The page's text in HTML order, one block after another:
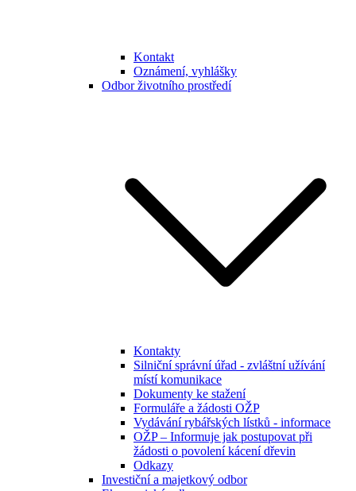
Kontakt
Oznámení, vyhlášky
Odbor životního prostředí
Kontakty
Silniční správní úřad - zvláštní užívání
místí komunikace
Dokumenty ke stažení
Formuláře a žádosti OŽP
Vydávání rybářských lístků - informace
OŽP – Informuje jak postupovat při
žádosti o povolení kácení dřevin
Odkazy
Investiční a majetkový odbor